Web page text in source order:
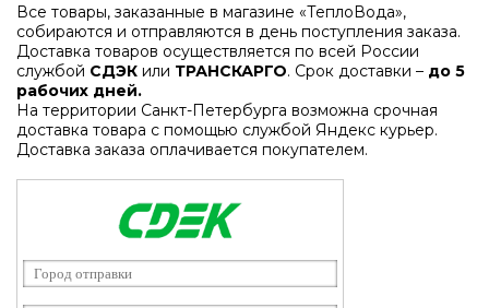
Все товары, заказанные в магазине «ТеплоВода»,
собираются и отправляются в день поступления заказа.
Доставка товаров осуществляется по всей России
службой СДЭК или ТРАНСКАРГО. Срок доставки – до 5
рабочих дней.
На территории Санкт-Петербурга возможна срочная
доставка товара с помощью службой Яндекс курьер.
Доставка заказа оплачивается покупателем.